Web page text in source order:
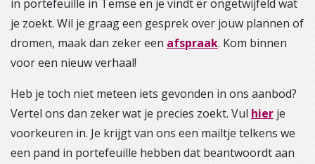
in portefeuille in Temse en je vindt er ongetwijfeld wat
je zoekt. Wil je graag een gesprek over jouw plannen of
dromen, maak dan zeker een afspraak. Kom binnen
voor een nieuw verhaal!
Heb je toch niet meteen iets gevonden in ons aanbod?
Vertel ons dan zeker wat je precies zoekt. Vul hier je
voorkeuren in. Je krijgt van ons een mailtje telkens we
een pand in portefeuille hebben dat beantwoordt aan